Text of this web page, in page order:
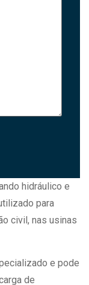
hidráulico e
para
civil, nas usinas
e pode
de